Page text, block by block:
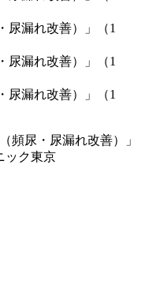
頻尿・尿漏れ改善）」
ック東京